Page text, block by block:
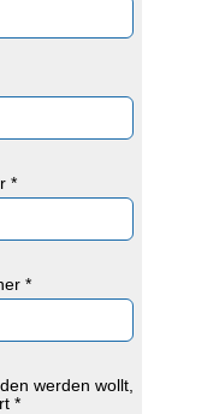
*
*
werden wollt,
*